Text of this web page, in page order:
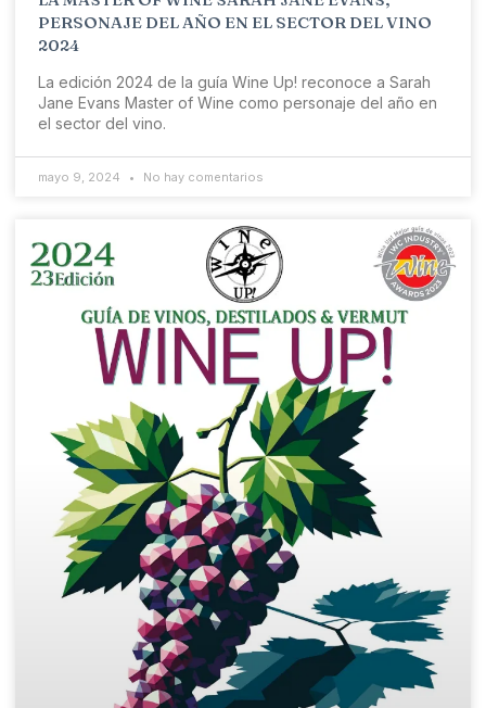
PERSONAJE DEL AÑO EN EL SECTOR DEL VINO
2024
La edición 2024 de la guía Wine Up! reconoce a Sarah
Jane Evans Master of Wine como personaje del año en
el sector del vino.
mayo 9, 2024 No hay comentarios